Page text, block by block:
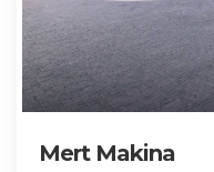
Mert Makina